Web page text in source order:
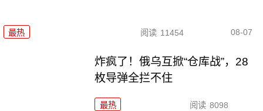
最热 阅读 11454 08-07
炸疯了！俄乌互掀“仓库战”，28
枚导弹全拦不住
最热 阅读 8098